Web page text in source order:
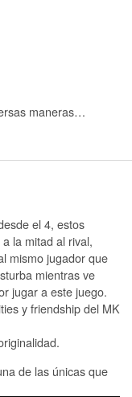
maneras…
el 4, estos
la mitad al rival,
mismo jugador que
mientras ve
jugar a este juego.
y friendship del MK
de las únicas que